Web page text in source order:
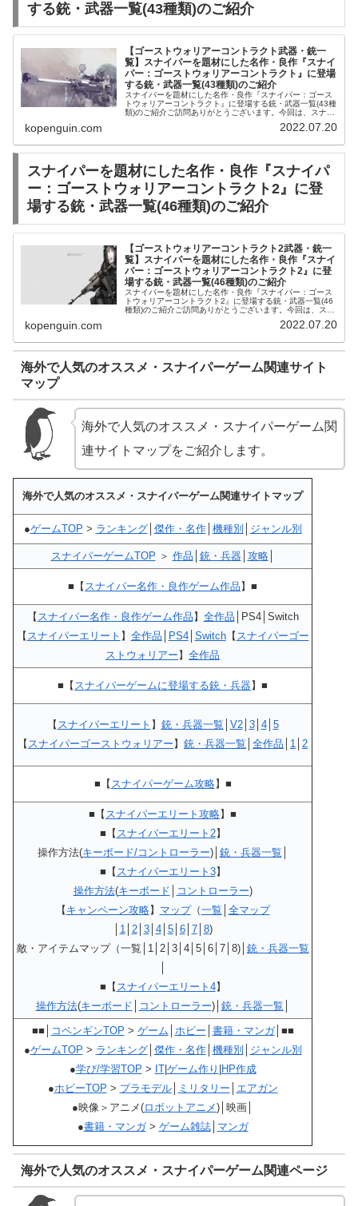
する銃・武器一覧(43種類)のご紹介
【ゴーストウォリアーコントラクト武器・銃一
覧】スナイパーを題材にした名作・良作『スナイ
パー：ゴーストウォリアーコントラクト』に登場
する銃・武器一覧(43種類)のご紹介
スナイパーを題材にした名作・良作『スナイパー：ゴース
トウォリアーコントラクト』に登場する銃・武器一覧(43種
類)のご紹介ご訪問ありがとうございます。今回は、スナイ
kopenguin.com 2022.07.20
スナイパーを題材にした名作・良作『スナイパ
ー：ゴーストウォリアーコントラクト2』に登
場する銃・武器一覧(46種類)のご紹介
【ゴーストウォリアーコントラクト2武器・銃一
覧】スナイパーを題材にした名作・良作『スナイ
パー：ゴーストウォリアーコントラクト2』に登
場する銃・武器一覧(46種類)のご紹介
スナイパーを題材にした名作・良作『スナイパー：ゴース
トウォリアーコントラクト2』に登場する銃・武器一覧(46
種類)のご紹介ご訪問ありがとうございます。今回は、スナ
kopenguin.com 2022.07.20
海外で人気のオススメ・スナイパーゲーム関連サイト
マップ
海外で人気のオススメ・スナイパーゲーム関
連サイトマップをご紹介します。
海外で人気のオススメ・スナイパーゲーム関連サイトマップ
●ゲームTOP > ランキング│ 傑作・名作│ 機種別 ジャンル別
スナイパーゲームTOP ＞ 作品 銃・兵器 攻略│
■【 スナイパー名作・良作ゲーム作品】■
【 スナイパー名作・良作ゲーム作品】 全作品 │PS4│Switch
【 スナイパーエリート 】 全作品 PS4│ Switch【 スナイパーゴー
ストウォリアー】 全作品
■【 スナイパーゲームに登場する銃・兵器】■
【 スナイパーエリート 】 銃・兵器一覧 V2│ 3│ 4│ 5
【 スナイパーゴーストウォリアー】 銃・兵器一覧 全作品 1 2
■【 スナイパーゲーム攻略】■
■【 スナイパーエリート攻略】■
■【 スナイパーエリート2】
操作方法(キーボード/コントローラー)│ 銃・兵器一覧
■【 スナイパーエリート3】
操作方法(キーボード コントローラー)
【キャンペーン攻略】 マップ（一覧 全マップ
1 2│ 3│ 4│ 5│ 6│ 7│ 8)
敵・アイテムマップ（一覧│1│2│3│4│5│6│7│8)│ 銃・兵器一覧
■【 スナイパーエリート4】
操作方法(キーボード コントローラー)│ 銃・兵器一覧
■■│ コペンギンTOP > ゲーム ホビー 書籍・マンガ│■■
●ゲームTOP > ランキング│ 傑作・名作│ 機種別
ジャンル別
●学び/学習TOP > IT|ゲーム作り |HP作成
●ホビーTOP > プラモデル│ ミリタリー
エアガン
●映像＞アニメ(ロボットアニメ)│映画│
●書籍・マンガ> ゲーム雑誌│ マンガ
海外で人気のオススメ・スナイパーゲーム関連ページ